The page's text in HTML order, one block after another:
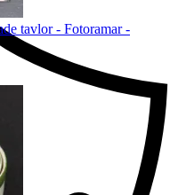
tavlor - Fotoramar -